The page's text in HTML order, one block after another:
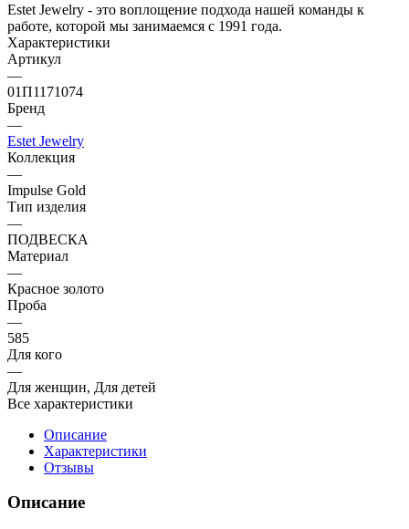
Estet Jewelry - это воплощение подхода нашей команды к
работе, которой мы занимаемся с 1991 года.
Характеристики
Артикул
—
01П1171074
Бренд
—
Estet Jewelry
Коллекция
—
Impulse Gold
Тип изделия
—
ПОДВЕСКА
Материал
—
Красное золото
Проба
—
585
Для кого
—
Для женщин, Для детей
Все характеристики
Описание
Характеристики
Отзывы
Описание